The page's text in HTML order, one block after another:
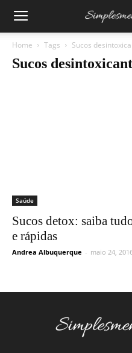
Home Tags Sucos
Sucos
Saúde
Sucos detox: saiba
e rápidas
Andrea Albuquerque - maio 24,